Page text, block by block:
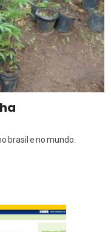
brasil e no mundo.